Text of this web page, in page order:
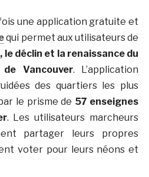
une application gratuite et
qui permet aux utilisateurs de
le déclin et la renaissance du
Vancouver. L’application
des quartiers les plus
le prisme de 57 enseignes
. Les utilisateurs marcheurs
partager leurs propres
voter pour leurs néons et